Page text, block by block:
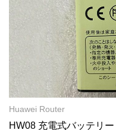
Huawei Router
HW08 充電式バッテリー